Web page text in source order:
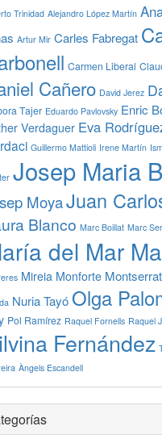
Trinidad Alejandro López Martín
Artur Mir Carles Fabregat
Carmen Liberal
Cañero David Jerez
Tajer Eduardo Pavlovsky Enric
Verdaguer Eva
Guillermo Mattioli Irene Martín
Josep Maria
MoyaJuan
Blanco Marc Boillat Marc
del Mar
Mireia Monforte
Nuria Tayó Olga
Pol Ramírez Raquel Fornells Raquel
Fernández
Àngels Escandell